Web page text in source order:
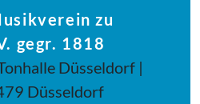
zu
gegr. 1818
Düsseldorf |
Düsseldorf